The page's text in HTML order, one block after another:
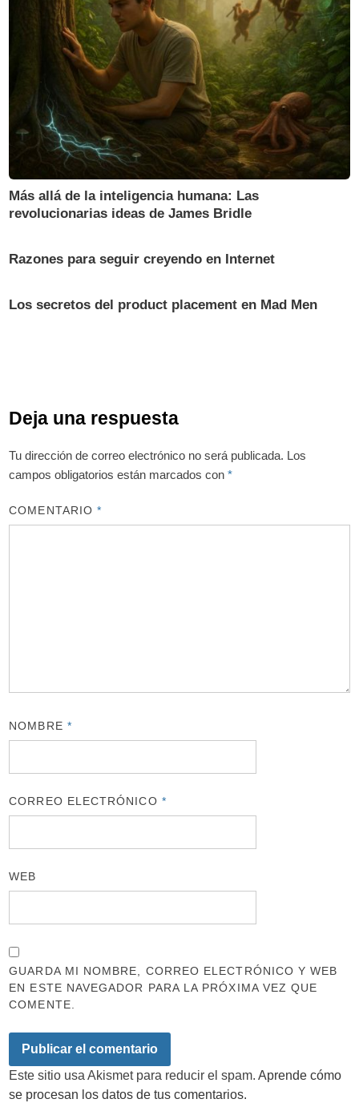
Más allá de la inteligencia humana: Las
revolucionarias ideas de James Bridle
Razones para seguir creyendo en Internet
Los secretos del product placement en Mad Men
Deja una respuesta
Tu dirección de correo electrónico no será publicada. Los
campos obligatorios están marcados con*
COMENTARIO*
NOMBRE *
CORREO ELECTRÓNICO *
WEB
GUARDA MI NOMBRE, CORREO ELECTRÓNICO Y WEB
EN ESTE NAVEGADOR PARA LA PRÓXIMA VEZ QUE
COMENTE.
Este sitio usa Akismet para reducir el spam.Aprende cómo
se procesan los datos de tus comentarios.